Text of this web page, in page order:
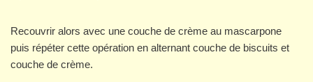
Recouvrir alors avec une couche de crème au mascarpone
puis répéter cette opération en alternant couche de biscuits et
couche de crème.